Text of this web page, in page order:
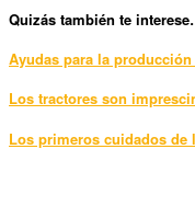
Quizás también te
Ayudas para la
Los tractores son
Los primeros cuidados de